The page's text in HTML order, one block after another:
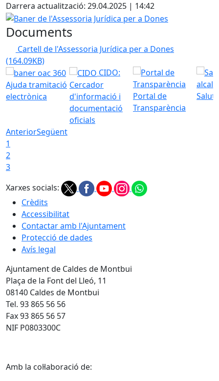
Darrera actualització: 29.04.2025 | 14:42
Baner de l'Assessoria Jurídica per a Dones
Documents
Cartell de l'Assessoria Jurídica per a Dones
(164.09KB)
Ajuda tramitació
electrònica
CIDO:
Cercador
d'informació i
documentació
oficials
Portal de
Transparència
AnteriorSegüent
1
2
3
Xarxes socials:
Crèdits
Accessibilitat
Contactar amb l'Ajuntament
Protecció de dades
Avís legal
Ajuntament de Caldes de Montbui
Plaça de la Font del Lleó, 11
08140 Caldes de Montbui
Tel. 93 865 56 56
Fax 93 865 56 57
NIF P0803300C
Amb la col·laboració de: